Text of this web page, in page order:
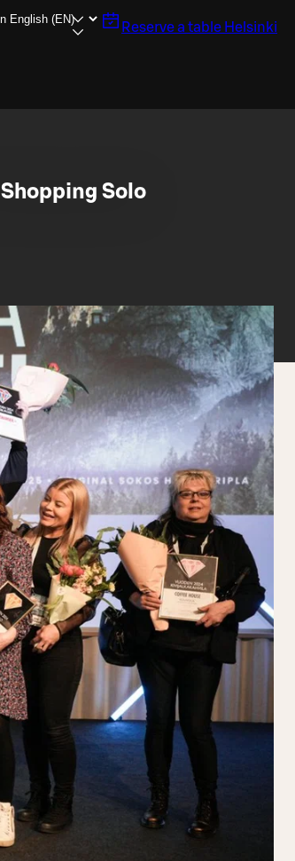
Reserve a table Helsinki
Solo